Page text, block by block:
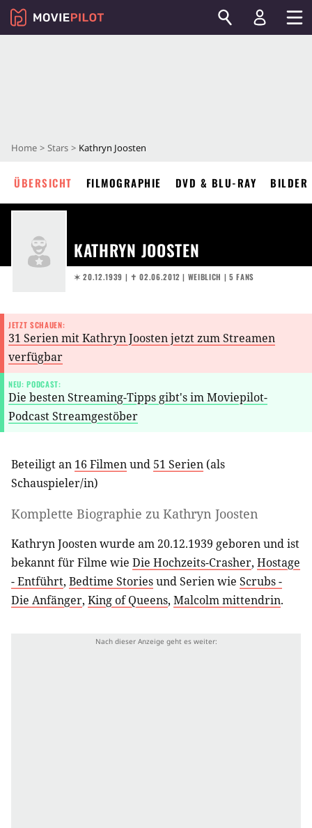
Home Stars Kathryn Joosten
ÜBERSICHT FILMOGRAPHIE DVD & BLU-RAY BILDER
KATHRYN JOOSTEN
✶ 20.12.1939 | ✝︎ 02.06.2012 | WEIBLICH | 5 FANS
JETZT SCHAUEN:
31 Serien mit Kathryn Joosten jetzt zum Streamen
verfügbar
NEU: PODCAST:
Die besten Streaming-Tipps gibt's im Moviepilot-
Podcast Streamgestöber
Beteiligt an 16 Filmenund 51 Serien (als
Schauspieler/in)
Komplette Biographie zu Kathryn Joosten
Kathryn Joosten wurde am 20.12.1939 geboren und ist
bekannt für Filme wie Die Hochzeits-Crasher, Hostage
- Entführt, Bedtime Storiesund Serien wie Scrubs -
Die Anfänger, King of Queens, Malcolm mittendrin.